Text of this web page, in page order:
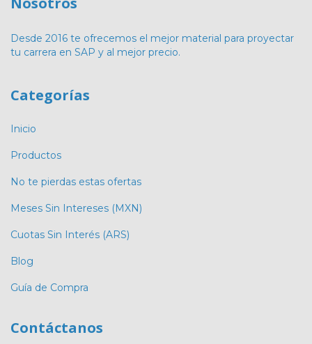
Desde 2016 te ofrecemos el mejor material para proyectar
tu carrera en SAP y al mejor precio.
Categorías
Inicio
Productos
No te pierdas estas ofertas
Meses Sin Intereses (MXN)
Cuotas Sin Interés (ARS)
Blog
Guía de Compra
Contáctanos